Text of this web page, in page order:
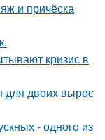
и причёска
кризис в
для двоих вырос
- одного из